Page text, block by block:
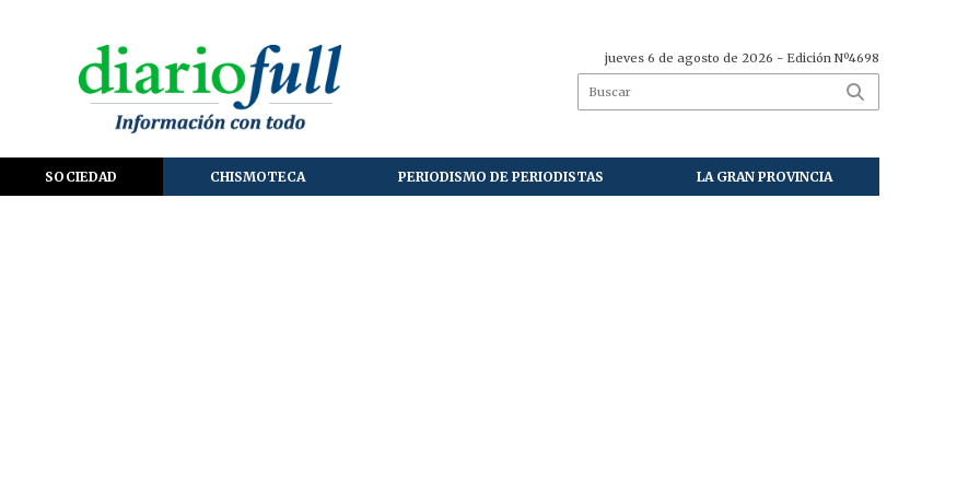
jueves 6 de agosto de 2026 - Edición Nº4698
SOCIEDAD CHISMOTECA PERIODISMO DE PERIODISTAS LA GRAN PROVINCIA